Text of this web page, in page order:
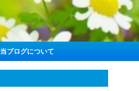
当ブログについて